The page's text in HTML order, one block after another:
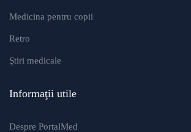
Medicina pentru copii
Retro
Ştiri medicale
Informaţii utile
Despre PortalMed